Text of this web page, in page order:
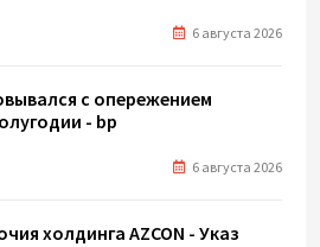
6 августа 2026
с опережением
- bp
6 августа 2026
холдинга AZCON - Указ